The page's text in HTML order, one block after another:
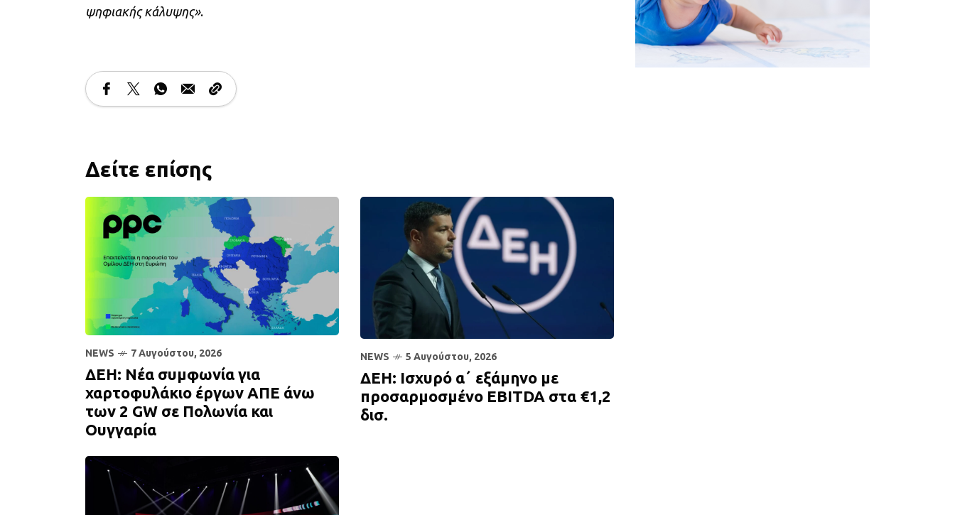
ψηφιακής κάλυψης».
Δείτε επίσης
NEWS 7 Αυγούστου, 2026
ΔΕΗ: Νέα συμφωνία για
χαρτοφυλάκιο έργων ΑΠΕ άνω
των 2 GW σε Πολωνία και
Ουγγαρία
NEWS 5 Αυγούστου, 2026
ΔΕΗ: Ισχυρό α΄ εξάμηνο με
προσαρμοσμένο EBITDA στα €1,2
δισ.